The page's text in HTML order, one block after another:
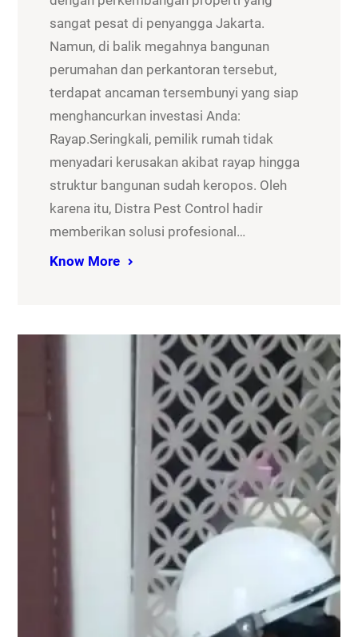
sangat pesat di penyangga Jakarta.
Namun, di balik megahnya bangunan
perumahan dan perkantoran tersebut,
terdapat ancaman tersembunyi yang siap
menghancurkan investasi Anda:
Rayap.Seringkali, pemilik rumah tidak
menyadari kerusakan akibat rayap hingga
struktur bangunan sudah keropos. Oleh
karena itu, Distra Pest Control hadir
memberikan solusi profesional…
Know More